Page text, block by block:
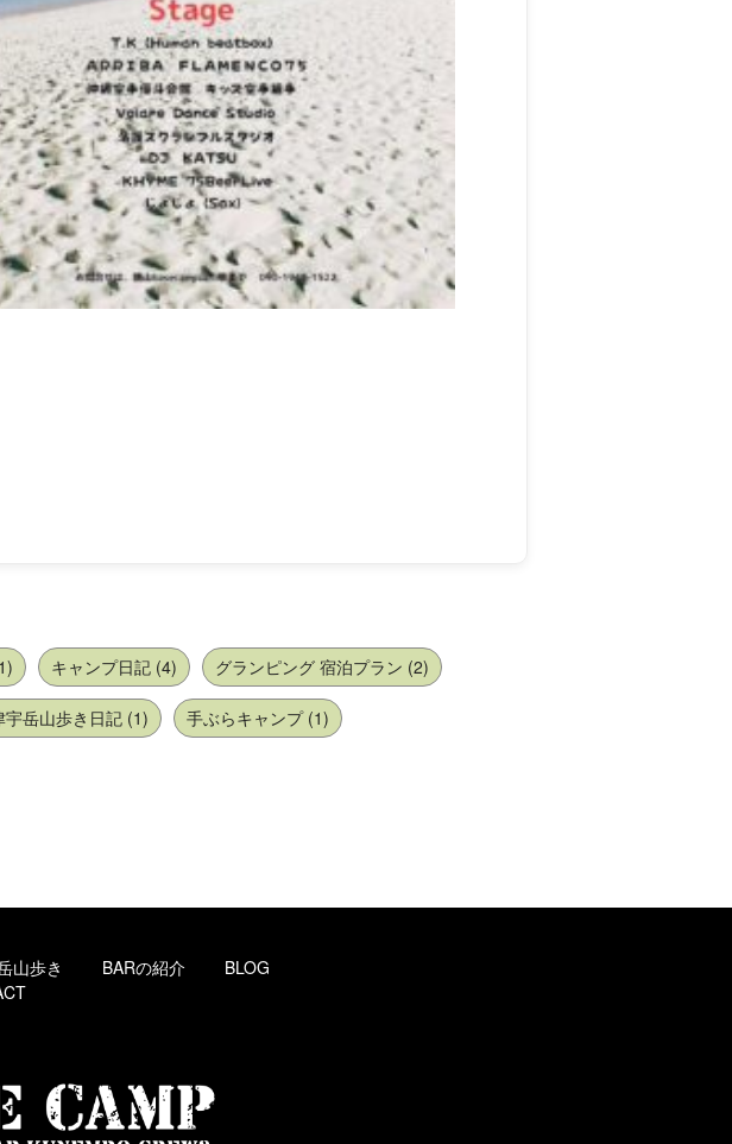
キャンプ日記 (4) グランピング 宿泊プラン (2)
宇岳山歩き日記 (1) 手ぶらキャンプ (1)
山歩き BARの紹介
BLOG